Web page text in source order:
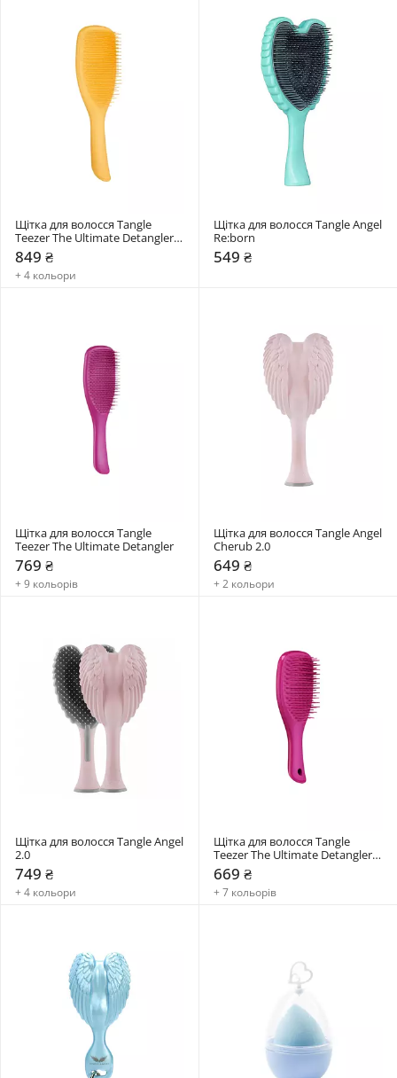
Щітка для волосся Tangle
Teezer The Ultimate Detangler
Large
849 ₴
+ 4 кольори
Щітка для волосся Tangle Angel
Re:born
549 ₴
Щітка для волосся Tangle
Teezer The Ultimate Detangler
769 ₴
+ 9 кольорів
Щітка для волосся Tangle Angel
Cherub 2.0
649 ₴
+ 2 кольори
Щітка для волосся Tangle Angel
2.0
749 ₴
+ 4 кольори
Щітка для волосся Tangle
Teezer The Ultimate Detangler
Mini
669 ₴
+ 7 кольорів